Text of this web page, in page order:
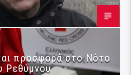
προσφορά στο Νότο
Ρεθύμνου